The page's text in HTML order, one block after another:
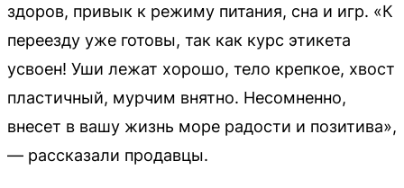
здоров, привык к режиму питания, сна и игр. «К
переезду уже готовы, так как курс этикета
усвоен! Уши лежат хорошо, тело крепкое, хвост
пластичный, мурчим внятно. Несомненно,
внесет в вашу жизнь море радости и позитива»,
— рассказали продавцы.